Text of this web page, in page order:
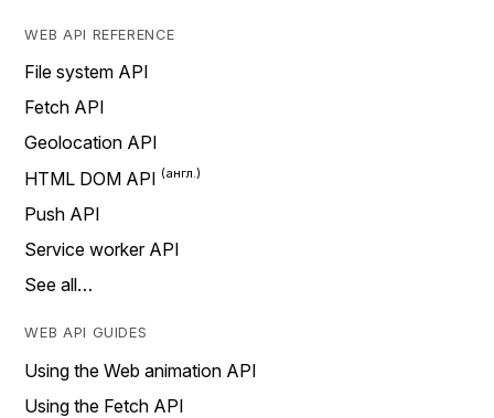
WEB API REFERENCE
File system API
Fetch API
Geolocation API
HTML DOM API
Push API
Service worker API
See all…
WEB API GUIDES
Using the Web animation API
Using the Fetch API